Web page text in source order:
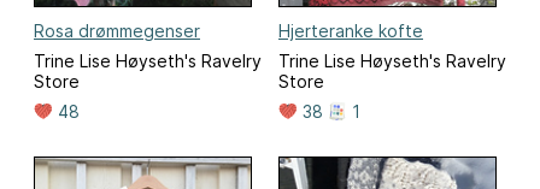
Rosa drømmegenser
Trine Lise Høyseth's Ravelry
Store
48
Hjerteranke kofte
Trine Lise Høyseth's Ravelry
Store
38
1